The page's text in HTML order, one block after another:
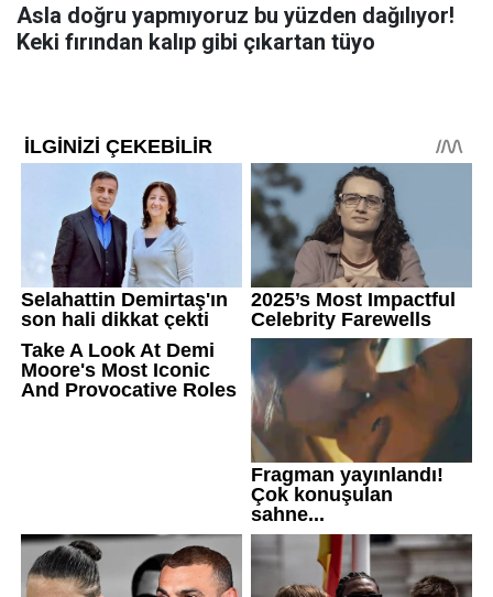
Asla doğru yapmıyoruz bu yüzden dağılıyor!
Keki fırından kalıp gibi çıkartan tüyo